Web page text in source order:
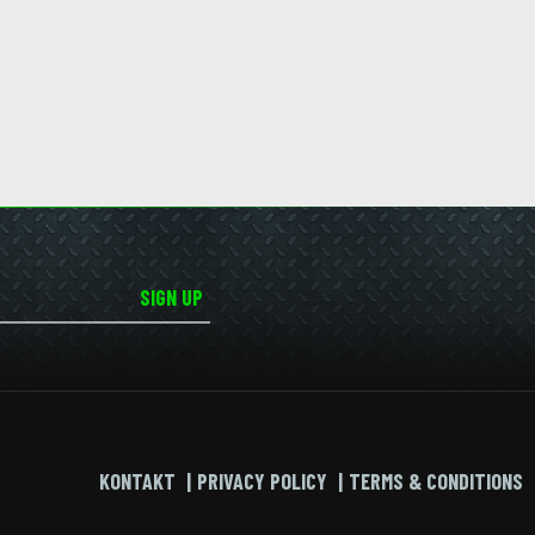
SIGN UP
KONTAKT PRIVACY POLICY TERMS & CONDITIONS